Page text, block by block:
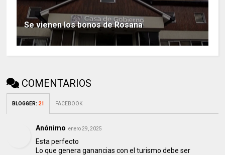
Se vienen los bonos de Rosana
COMENTARIOS
BLOGGER: 21 FACEBOOK
Anónimo enero 29, 2025
Esta perfecto
Lo que genera ganancias con el turismo debe ser